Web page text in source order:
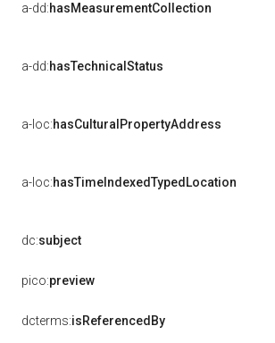
a-dd:hasMeasurementCollection
a-dd:hasTechnicalStatus
a-loc:hasCulturalPropertyAddress
a-loc:hasTimeIndexedTypedLocation
dc:subject
pico:preview
dcterms:isReferencedBy